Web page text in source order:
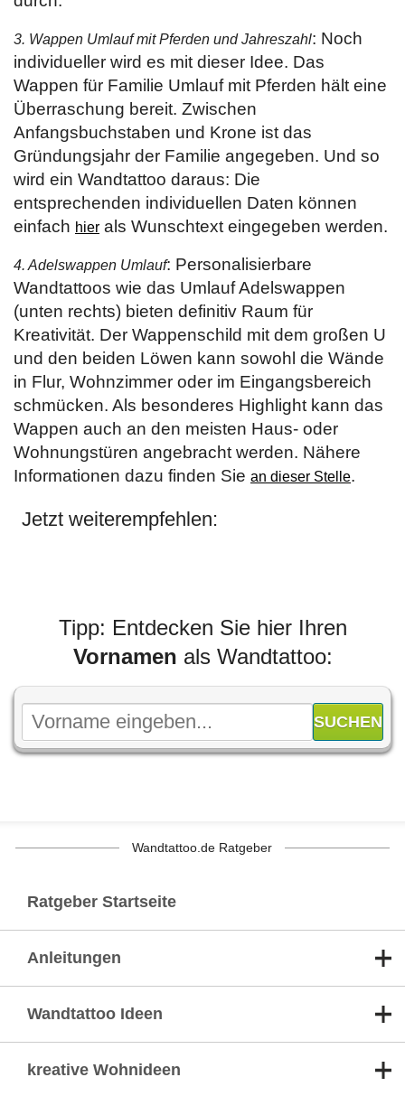
3. Wappen Umlauf mit Pferden und Jahreszahl: Noch
individueller wird es mit dieser Idee. Das
Wappen für Familie Umlauf mit Pferden hält eine
Überraschung bereit. Zwischen
Anfangsbuchstaben und Krone ist das
Gründungsjahr der Familie angegeben. Und so
wird ein Wandtattoo daraus: Die
entsprechenden individuellen Daten können
einfach hier als Wunschtext eingegeben werden.
4. Adelswappen Umlauf: Personalisierbare
Wandtattoos wie das Umlauf Adelswappen
(unten rechts) bieten definitiv Raum für
Kreativität. Der Wappenschild mit dem großen U
und den beiden Löwen kann sowohl die Wände
in Flur, Wohnzimmer oder im Eingangsbereich
schmücken. Als besonderes Highlight kann das
Wappen auch an den meisten Haus- oder
Wohnungstüren angebracht werden. Nähere
Informationen dazu finden Sie an dieser Stelle.
Jetzt weiterempfehlen:
Tipp: Entdecken Sie hier Ihren
Vornamen als Wandtattoo:
Wandtattoo.de Ratgeber
Ratgeber Startseite
Anleitungen
Wandtattoo Ideen
kreative Wohnideen